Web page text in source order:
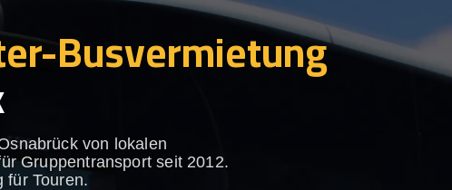
Busvermietung
von lokalen
Gruppentransport seit 2012.
für Touren.